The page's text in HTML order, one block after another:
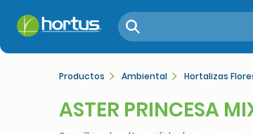
Productos Ambiental Hortalizas
ASTER PRINCESA